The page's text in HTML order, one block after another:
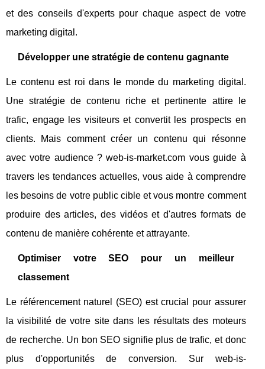
et des conseils d'experts pour chaque aspect de votre
marketing digital.
Développer une stratégie de contenu gagnante
Le contenu est roi dans le monde du marketing digital.
Une stratégie de contenu riche et pertinente attire le
trafic, engage les visiteurs et convertit les prospects en
clients. Mais comment créer un contenu qui résonne
avec votre audience ? web-is-market.com vous guide à
travers les tendances actuelles, vous aide à comprendre
les besoins de votre public cible et vous montre comment
produire des articles, des vidéos et d'autres formats de
contenu de manière cohérente et attrayante.
Optimiser votre SEO pour un meilleur
classement
Le référencement naturel (SEO) est crucial pour assurer
la visibilité de votre site dans les résultats des moteurs
de recherche. Un bon SEO signifie plus de trafic, et donc
plus d'opportunités de conversion. Sur web-is-